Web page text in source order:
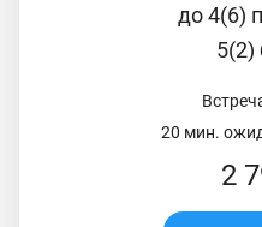
до 4(6)
5(2)
20 мин.
2